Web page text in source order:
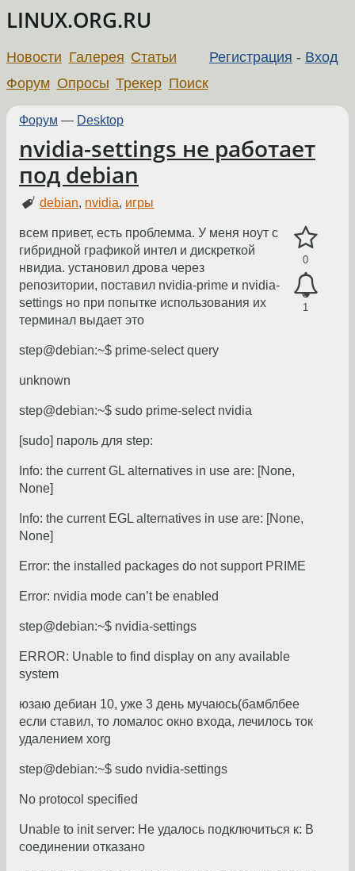
LINUX.ORG.RU
Регистрация - Вход
Новости Галерея Статьи
Форум Опросы Трекер Поиск
Форум — Desktop
nvidia-settings не работает
под debian
debian, nvidia, игры
0
1
всем привет, есть проблемма. У меня ноут с
гибридной графикой интел и дискреткой
нвидиа. установил дрова через
репозитории, поставил nvidia-prime и nvidia-
settings но при попытке использования их
терминал выдает это
step@debian:~$ prime-select query
unknown
step@debian:~$ sudo prime-select nvidia
[sudo] пароль для step:
Info: the current GL alternatives in use are: [None,
None]
Info: the current EGL alternatives in use are: [None,
None]
Error: the installed packages do not support PRIME
Error: nvidia mode can’t be enabled
step@debian:~$ nvidia-settings
ERROR: Unable to find display on any available
system
юзаю дебиан 10, уже 3 день мучаюсь(бамблбее
если ставил, то ломалос окно входа, лечилось ток
удалением xorg
step@debian:~$ sudo nvidia-settings
No protocol specified
Unable to init server: Не удалось подключиться к: В
соединении отказано